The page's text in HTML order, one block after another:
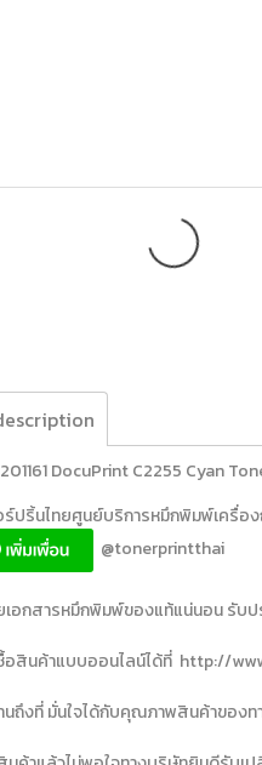
DocuPrint C2255 Cyan
อร์ปริ้นไทยศูนย์บริการหมึกพิมพ์เครื่
@tonerprintthai
เอกสารหมึกพิมพ์ของแท้แน่นอน รับ
อสินค้าแบบออนไลน์ได้ที่ http://
านถึงที่ มั่นใจได้กับคุณภาพสินค้าของ